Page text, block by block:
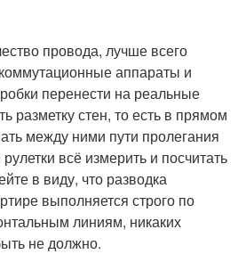
провода, лучше всего
аппараты и
перенести на реальные
разметку стен, то есть в прямом
между ними пути пролегания
всё измерить и посчитать
в виду, что разводка
выполняется строго по
линиям, никаких
не должно.